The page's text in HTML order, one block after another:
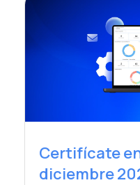
Certifícate
diciembre